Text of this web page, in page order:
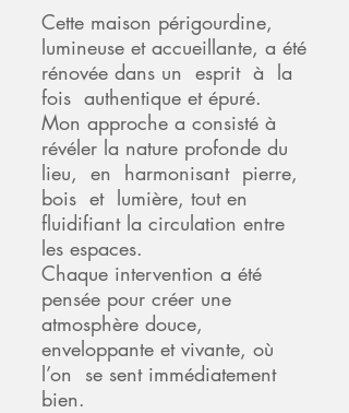
Cette maison périgourdine,
lumineuse et accueillante, a été
rénovée dans un esprit à la
fois authentique et épuré.
Mon approche a consisté à
révéler la nature profonde du
lieu, en harmonisant pierre,
bois et lumière, tout en
fluidifiant la circulation entre
les espaces.
Chaque intervention a été
pensée pour créer une
atmosphère douce,
enveloppante et vivante, où
l’on se sent immédiatement
bien.